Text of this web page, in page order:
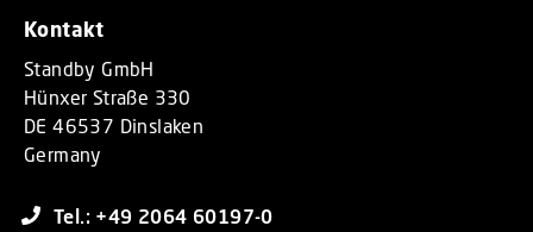
Kontakt
Standby GmbH
Hünxer Straße 330
DE 46537 Dinslaken
Germany
Tel.: +49 2064 60197-0